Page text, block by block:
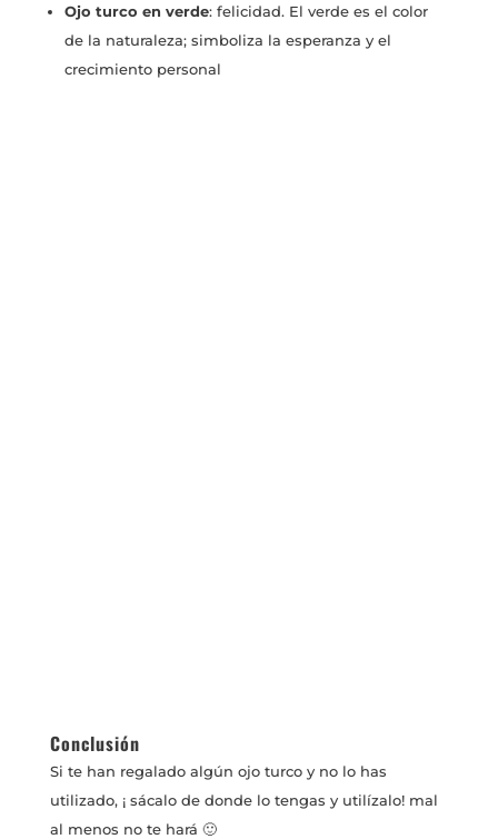
Ojo turco en verde: felicidad. El verde es el color
de la naturaleza; simboliza la esperanza y el
crecimiento personal
Conclusión
Si te han regalado algún ojo turco y no lo has
utilizado, ¡ sácalo de donde lo tengas y utilízalo! mal
al menos no te hará 🙂